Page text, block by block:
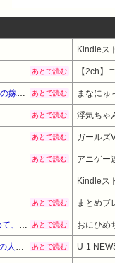
Kindleス
あとで読む
「生まれてない子は覚えてないw」妻に堕胎させたことを忘れ開き直るクソ叔父→その場にいた流産直後の嫁や子供など『10人』が泣き叫ぶ地獄絵図へ あとで読む まなにゅ
あとで読む 浮気ちゃ
あとで読む ガールズ
あとで読む アニゲー
Kindleス
あとで読む まとめブ
マイホームが完成して初のお泊り！夫婦の寝室ができたのが嬉しくて嫁に抱きついたら「うざいからやめて、まったくふざけんなよ、お前」俺（何をしてるんだろう、俺…） あとで読む おにひめ
「私達が原爆ドーム前をあけ渡せば核戦争が始まってしまう」と訴える市民団体、それを聞いた被爆3世の人が…… あとで読む U-1